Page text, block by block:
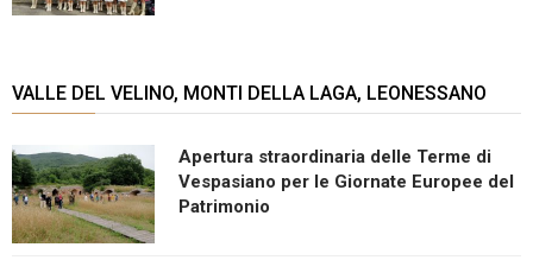
VALLE DEL VELINO, MONTI DELLA LAGA, LEONESSANO
Apertura straordinaria delle Terme di
Vespasiano per le Giornate Europee del
Patrimonio